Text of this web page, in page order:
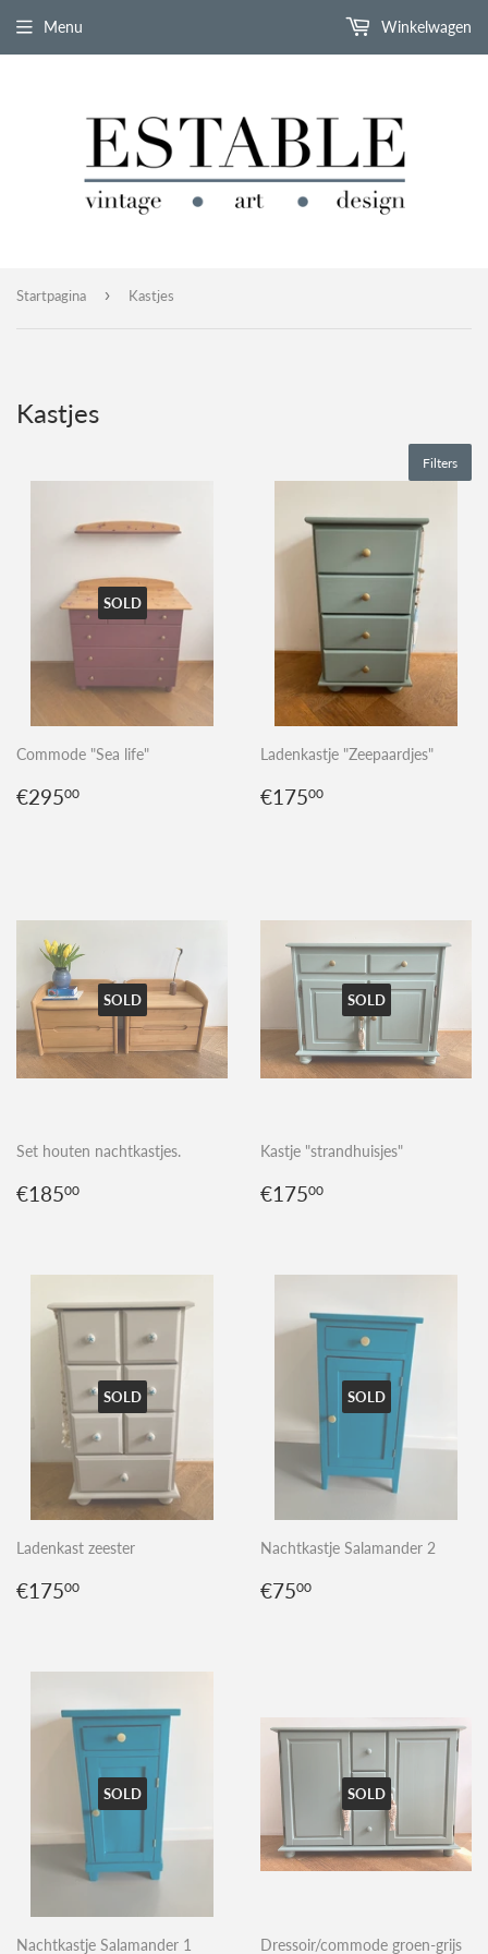
Menu Winkelwagen
Startpagina › Kastjes
Kastjes
Filters
SOLD
Commode "Sea life"
Normale
€29500
Ladenkastje "Zeepaardjes"
Normale
€17500
SOLD
Set houten nachtkastjes.
Normale
€18500
SOLD
Kastje "strandhuisjes"
Normale
€17500
SOLD
Ladenkast zeester
Normale
€17500
SOLD
Nachtkastje Salamander 2
Normale
€7500
SOLD
Nachtkastje Salamander 1
SOLD
Dressoir/commode groen-grijs